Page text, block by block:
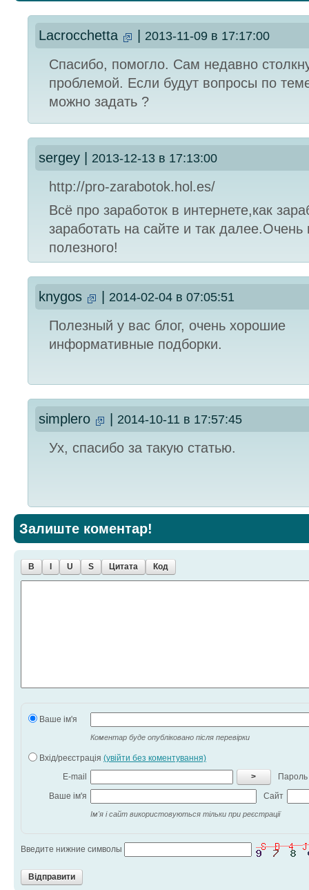
Lacrocchetta 2013-11-09 в 17:17:00
Спасибо, помогло. Сам недавно
проблемой. Если будут вопросы по
можно задать ?
sergey 2013-12-13 в 17:13:00
http://pro-zarabotok.hol.es/
Всё про заработок в интернете,как
заработать на сайте и так далее.Очень
полезного!
knygos 2014-02-04 в 07:05:51
Полезный у вас блог, очень хорошие
информативные подборки.
simplero 2014-10-11 в 17:57:45
Ух, спасибо за такую статью.
Залиште коментар!
B U S Цитата Код
Ваше ім'я
Коментар буде опубліковано після перевірки
Вхід/реєстрація (увійти без коментування)
E-mail
>
Пароль
Ваше ім'я
Сайт
Ім'я і сайт використовуються тільки при реєстрації
Введите нижние символы
Відправити